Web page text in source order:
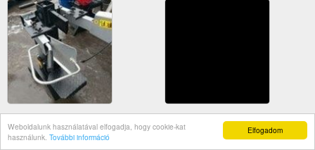
Elfogadom
Weboldalunk használatával elfogadja, hogy cookie-kat
használunk. További információ
Fa hasító gép
9 db
Kúpos hasító gép